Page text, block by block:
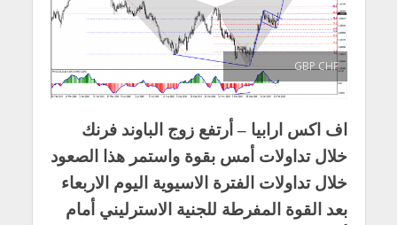
GBP CHF
اف اكس ارابيا – أرتفع زوج الباوند فرنك
خلال تداولات أمس بقوة واستمر هذا الصعود
خلال تداولات الفترة الاسيوية اليوم الاربعاء
بعد القوة المفرطة للجنية الاسترليني أمام